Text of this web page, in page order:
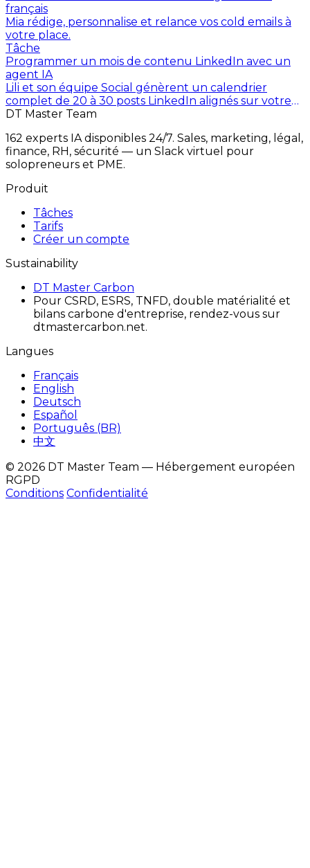
français
Mia rédige, personnalise et relance vos cold emails à
votre place.
Tâche
Programmer un mois de contenu LinkedIn avec un
agent IA
Lili et son équipe Social génèrent un calendrier
complet de 20 à 30 posts LinkedIn alignés sur votre
voix de marque, votre audience et vos sujets piliers.
DT Master Team
162 experts IA disponibles 24/7. Sales, marketing, légal,
finance, RH, sécurité — un Slack virtuel pour
solopreneurs et PME.
Produit
Tâches
Tarifs
Créer un compte
Sustainability
DT Master Carbon
Pour CSRD, ESRS, TNFD, double matérialité et
bilans carbone d'entreprise, rendez-vous sur
dtmastercarbon.net.
Langues
Français
English
Deutsch
Español
Português (BR)
中文
© 2026 DT Master Team — Hébergement européen
RGPD
Conditions Confidentialité